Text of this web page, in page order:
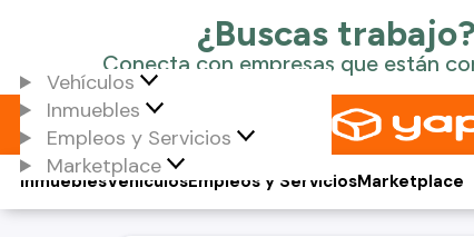
Vehículos
Inmuebles
Empleos y Servicios
Marketplace
Vehículos
Inmuebles Empleos y ServiciosMarketplace